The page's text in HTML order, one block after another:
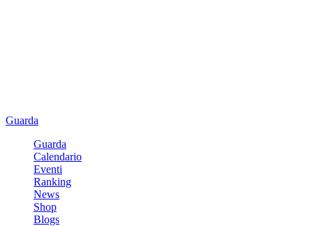
Guarda
Guarda
Calendario
Eventi
Ranking
News
Shop
Blogs